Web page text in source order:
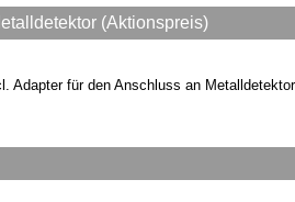
(Aktionspreis)
Adapter für den Anschluss an